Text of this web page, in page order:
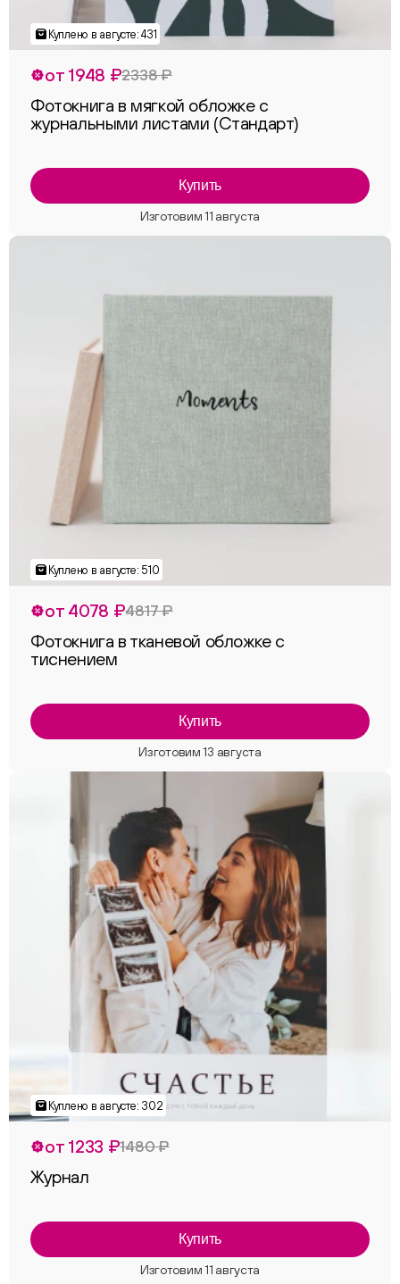
от 1948 ₽2338 ₽
Фотокнига в мягкой обложке с
журнальными листами (Стандарт)
Купить
от 4078 ₽4817 ₽
Фотокнига в тканевой обложке с
тиснением
Купить
от 1233 ₽1480 ₽
Журнал
Купить